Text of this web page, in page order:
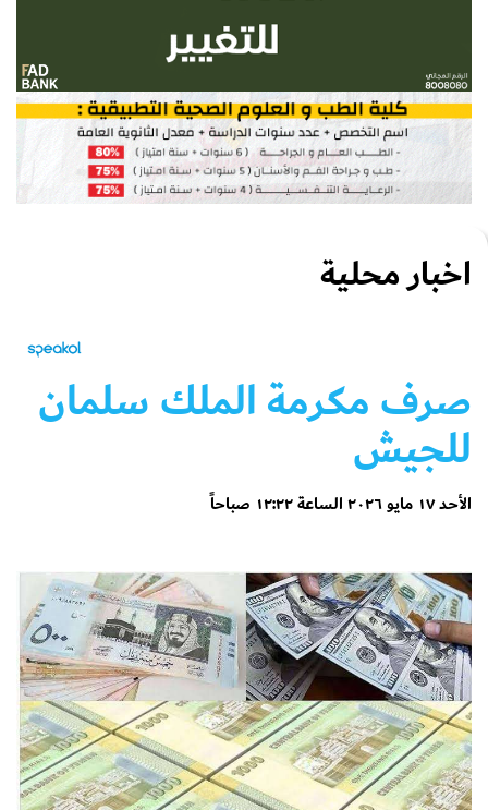
اخبار محلية
صرف مكرمة الملك سلمان
للجيش
الأحد ١٧ مايو ٢٠٢٦ الساعة ١٢:٢٢ صباحاً